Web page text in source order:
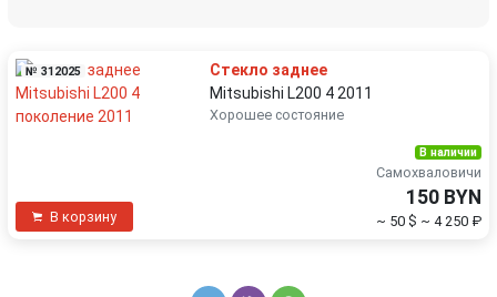
№ 312025
Стекло заднее
Mitsubishi L200 4 2011
Хорошее состояние
В корзину
В наличии
Самохваловичи
150 BYN
~ 50 $ ~ 4 250 ₽